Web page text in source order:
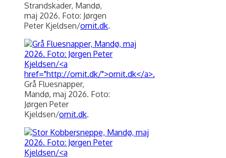
Strandskader, Mandø,
maj 2026. Foto: Jørgen
Peter Kjeldsen/ornit.dk.
Grå Fluesnapper,
Mandø, maj 2026. Foto:
Jørgen Peter
Kjeldsen/ornit.dk.